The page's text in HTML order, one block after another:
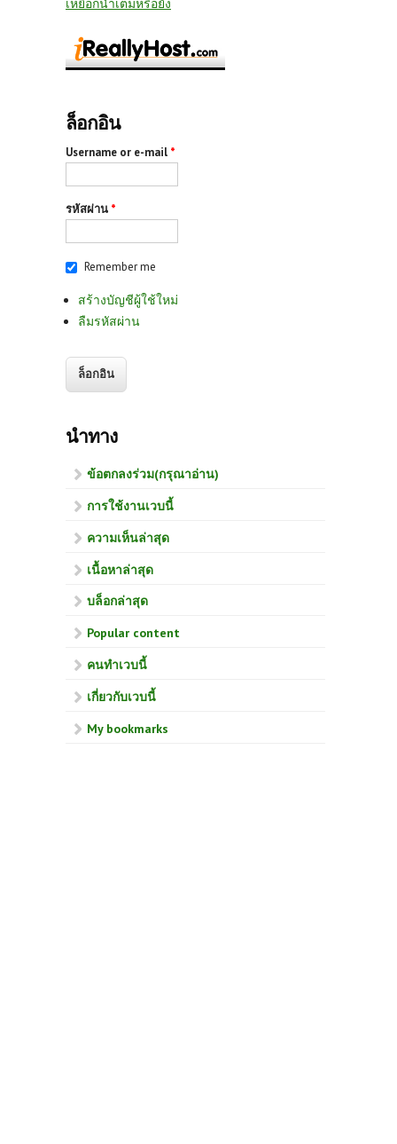
เหยือกน้ำเต็มหรือยัง
ล็อกอิน
Username or e-mail *
รหัสผ่าน *
Remember me
สร้างบัญชีผู้ใช้ใหม่
ลืมรหัสผ่าน
นำทาง
ข้อตกลงร่วม(กรุณาอ่าน)
การใช้งานเวบนี้
ความเห็นล่าสุด
เนื้อหาล่าสุด
บล็อกล่าสุด
Popular content
คนทำเวบนี้
เกี่ยวกับเวบนี้
My bookmarks